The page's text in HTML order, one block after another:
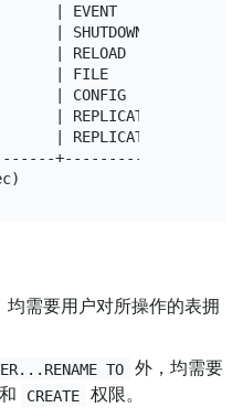
| EVENT
| SHUTDOWN
| RELOAD
| FILE
| CONFIG
| REPLICATION
| REPLICATION
均需要用户对所操作的表拥
TO
外，均需要
和 CREATE
权限。